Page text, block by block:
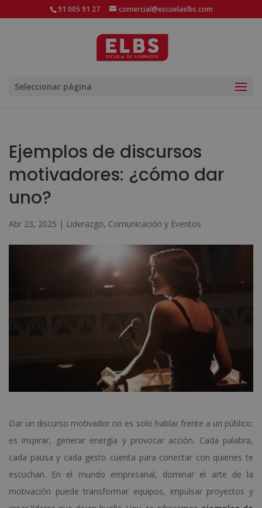
91 005 91 27 comercial@escuelaelbs.com
Seleccionar página
Ejemplos de discursos
motivadores: ¿cómo dar
uno?
Abr 23, 2025 | Liderazgo, Comunicación y Eventos
Dar un discurso motivador no es solo hablar frente a un público:
es inspirar, generar energía y provocar acción. Cada palabra,
cada pausa y cada gesto cuenta para conectar con quienes te
escuchan. En el mundo empresarial, dominar el arte de la
motivación puede transformar equipos, impulsar proyectos y